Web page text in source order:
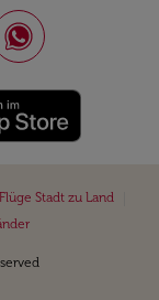
Flüge Stadt zu Land